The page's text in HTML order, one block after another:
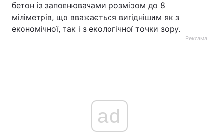
бетон із заповнювачами розміром до 8
міліметрів, що вважається вигіднішим як з
економічної, так і з екологічної точки зору.
Реклама
ad